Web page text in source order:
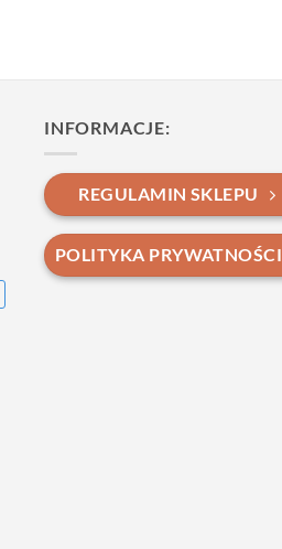
INFORMACJE:
REGULAMIN SKLEPU
POLITYKA PRYWATNOŚCI